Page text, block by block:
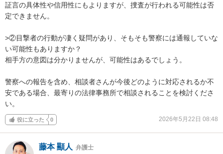
証言の具体性や信用性にもよりますが、捜査が行われる可能性は否
定できません。
>②目撃者の行動が凄く疑問があり、そもそも警察には通報していな
い可能性もありますか？
相手方の意図は分かりませんが、可能性はあるでしょう。
警察への報告を含め、相談者さんが今後どのように対応されるか不
安である場合、最寄りの法律事務所で相談されることを検討くださ
い。
役に立った 0 2026年5月22日 08:48
藤本 顯人 弁護士